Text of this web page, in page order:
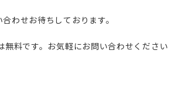
わせお待ちしております。
無料です。お気軽にお問い合わせください